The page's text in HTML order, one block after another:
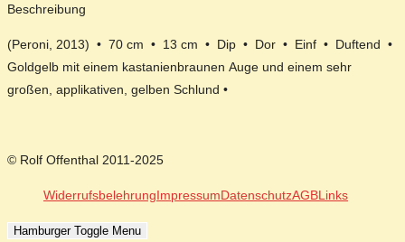
Beschreibung
(Peroni, 2013) • 70 cm • 13 cm • Dip • Dor • Einf • Duftend •
Goldgelb mit einem kastanienbraunen Auge und einem sehr
großen, applikativen, gelben Schlund •
© Rolf Offenthal 2011-2025
WiderrufsbelehrungImpressumDatenschutzAGBLinks
Hamburger Toggle Menu